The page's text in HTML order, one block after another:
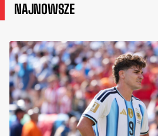
NAJNOWSZE